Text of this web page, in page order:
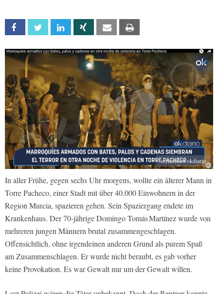
Facebook Twitter Linkedin Xing Email
screenshot okdiario
In aller Frühe, gegen sechs Uhr morgens, wollte ein älterer Mann in
Torre Pacheco, einer Stadt mit über 40.000 Einwohnern in der
Region Murcia, spazieren gehen. Sein Spaziergang endete im
Krankenhaus. Der 70-jährige Domingo Tomás Martínez wurde von
mehreren jungen Männern brutal zusammengeschlagen.
Offensichtlich, ohne irgendeinen anderen Grund als purem Spaß
am Zusammenschlagen. Er wurde nicht beraubt, es gab vorher
keine Provokation. Es war Gewalt nur um der Gewalt willen.